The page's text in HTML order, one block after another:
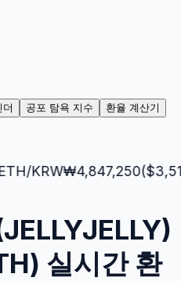
더 공포 탐욕 지수 환율 계산기
₩4,847,250($3,512.5)-
실시간 환